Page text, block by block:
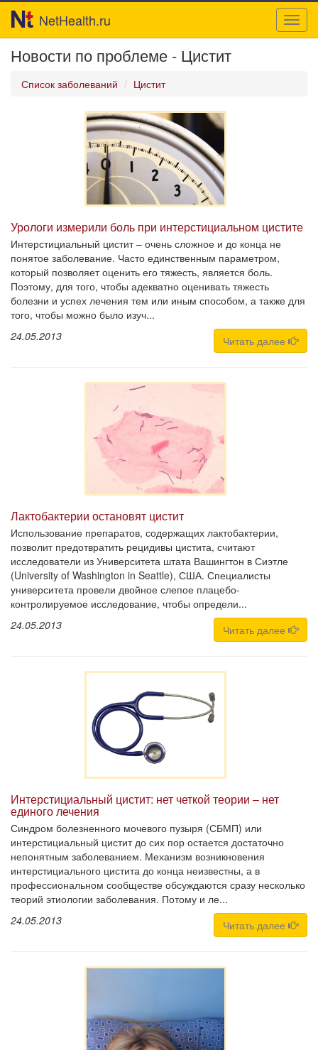
NetHealth.ru
Новости по проблеме - Цистит
Список заболеваний Цистит
Урологи измерили боль при интерстициальном цистите
Интерстициальный цистит – очень сложное и до конца не
понятое заболевание. Часто единственным параметром,
который позволяет оценить его тяжесть, является боль.
Поэтому, для того, чтобы адекватно оценивать тяжесть
болезни и успех лечения тем или иным способом, а также для
того, чтобы можно было изуч...
24.05.2013
Читать далее
Лактобактерии остановят цистит
Использование препаратов, содержащих лактобактерии,
позволит предотвратить рецидивы цистита, считают
исследователи из Университета штата Вашингтон в Сиэтле
(University of Washington in Seattle), США. Специалисты
университета провели двойное слепое плацебо-
контролируемое исследование, чтобы определи...
24.05.2013
Читать далее
Интерстициальный цистит: нет четкой теории – нет
единого лечения
Синдром болезненного мочевого пузыря (СБМП) или
интерстициальный цистит до сих пор остается достаточно
непонятным заболеванием. Механизм возникновения
интерстициального цистита до конца неизвестны, а в
профессиональном сообществе обсуждаются сразу несколько
теорий этиологии заболевания. Потому и ле...
24.05.2013
Читать далее